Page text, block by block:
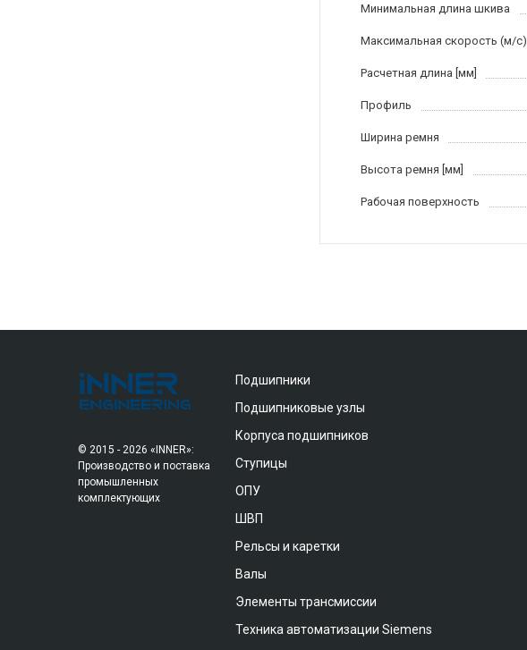
Минимальная длина шкива
Максимальная скорость (м/c)
Расчетная длина [мм]
Профиль
Ширина ремня
Высота ремня [мм]
Рабочая поверхность
© 2015 - 2026 «INNER»:
Производство и поставка
промышленных
комплектующих
Подшипники
Подшипниковые узлы
Корпуса подшипников
Ступицы
ОПУ
ШВП
Рельсы и каретки
Валы
Элементы трансмиссии
Техника автоматизации Siemens